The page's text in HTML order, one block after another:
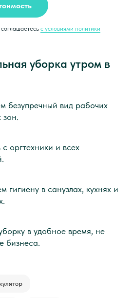
с условиями политики
уборка утром в
безупречный вид рабочих
зон.
оргтехники и всех
гигиену в санузлах, кухнях и
в удобное время, не
бизнеса.